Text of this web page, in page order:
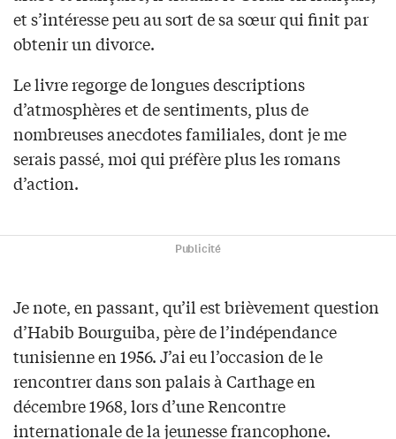
et s’intéresse peu au sort de sa sœur qui finit par
obtenir un divorce.
Le livre regorge de longues descriptions
d’atmosphères et de sentiments, plus de
nombreuses anecdotes familiales, dont je me
serais passé, moi qui préfère plus les romans
d’action.
Publicité
Je note, en passant, qu’il est brièvement question
d’Habib Bourguiba, père de l’indépendance
tunisienne en 1956. J’ai eu l’occasion de le
rencontrer dans son palais à Carthage en
décembre 1968, lors d’une Rencontre
internationale de la jeunesse francophone.